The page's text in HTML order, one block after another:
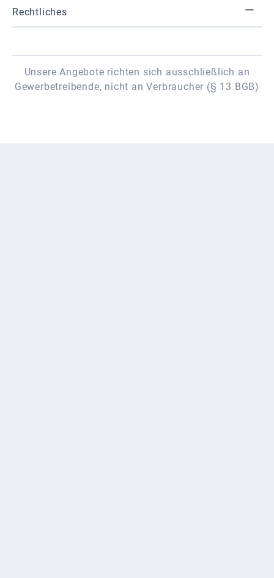
Rechtliches
Unsere Angebote richten sich ausschließlich an
Gewerbetreibende, nicht an Verbraucher (§ 13 BGB)